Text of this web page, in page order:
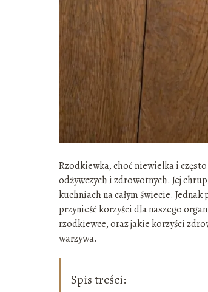
Rzodkiewka, choć niewielka i
odżywczych i zdrowotnych. Jej
kuchniach na całym świecie.
przynieść korzyści dla naszego
rzodkiewce, oraz jakie korzyści
warzywa.
Spis treści: